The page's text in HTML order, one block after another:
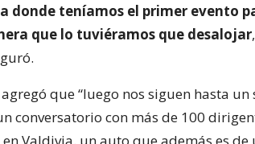
donde teníamos el primer evento
que lo tuviéramos que desalojar
que “luego nos siguen hasta
conversatorio con más de 100
Valdivia, un auto que además es